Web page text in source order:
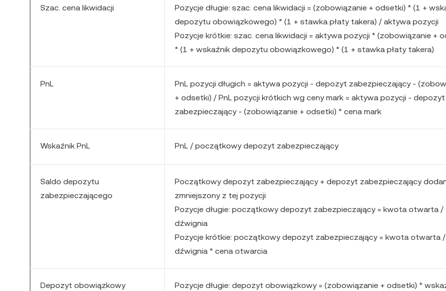
Szac. cena likwidacji
Pozycje długie: szac. cena likwidacji = (zobowiązanie + odsetki) * (1 +
depozytu obowiązkowego) * (1 + stawka płaty takera) / aktywa pozycji
Pozycje krótkie: szac. cena likwidacji = aktywa pozycji * (zobowiązanie +
* (1 + wskaźnik depozytu obowiązkowego) * (1 + stawka płaty takera)
PnL
PnL pozycji długich = aktywa pozycji - depozyt zabezpieczający -
+ odsetki) / PnL pozycji krótkich wg ceny mark = aktywa pozycji - depozyt
zabezpieczający - (zobowiązanie + odsetki) * cena mark
Wskaźnik PnL PnL / początkowy depozyt zabezpieczający
Saldo depozytu
zabezpieczającego
Początkowy depozyt zabezpieczający + depozyt zabezpieczający
zmniejszony z tej pozycji
Pozycje długie: początkowy depozyt zabezpieczający = kwota otwarta /
dźwignia
Pozycje krótkie: początkowy depozyt zabezpieczający = kwota otwarta /
dźwignia * cena otwarcia
Depozyt obowiązkowy
Pozycje długie: depozyt obowiązkowy = (zobowiązanie + odsetki) *